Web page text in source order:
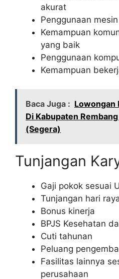
akurat
Penggunaan
Kemampuan
yang baik
Penggunaan
Kemampuan
Baca Juga : Lowongan
Di Kabupaten
(Segera)
Tunjangan
Gaji pokok sesuai
Tunjangan hari
Bonus kinerja
BPJS Kesehatan
Cuti tahunan
Peluang
Fasilitas lainnya
perusahaan